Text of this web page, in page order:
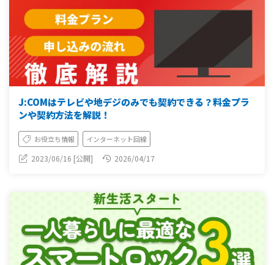
J:COMはテレビや地デジのみでも契約できる？料金プラ
ンや契約方法を解説！
お役立ち情報 インターネット回線
2023/06/16 [公開] 2026/04/17